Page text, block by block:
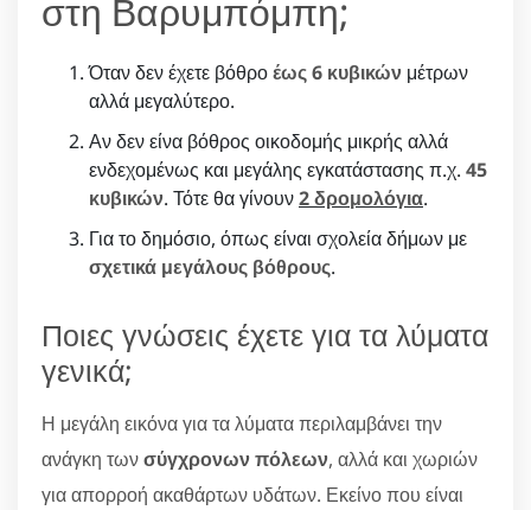
στη Βαρυμπόμπη;
Όταν δεν έχετε βόθροέως 6 κυβικών μέτρων
αλλά μεγαλύτερο.
Αν δεν είνα βόθρος οικοδομής μικρής αλλά
ενδεχομένως και μεγάλης εγκατάστασης π.χ. 45
κυβικών. Τότε θα γίνουν2 δρομολόγια.
Για το δημόσιο, όπως είναι σχολεία δήμων με
σχετικά μεγάλους βόθρους.
Ποιες γνώσεις έχετε για τα λύματα
γενικά;
Η μεγάλη εικόνα για τα λύματα περιλαμβάνει την
ανάγκη τωνσύγχρονων πόλεων, αλλά και χωριών
για απορροή ακαθάρτων υδάτων. Εκείνο που είναι